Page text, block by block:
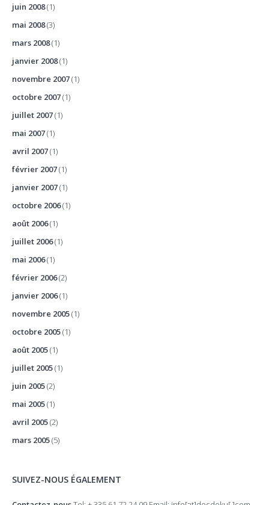
juin 2008(1)
mai 2008(3)
mars 2008(1)
janvier 2008(1)
novembre 2007(1)
octobre 2007(1)
juillet 2007(1)
mai 2007(1)
avril 2007(1)
février 2007(1)
janvier 2007(1)
octobre 2006(1)
août 2006(1)
juillet 2006(1)
mai 2006(1)
février 2006(2)
janvier 2006(1)
novembre 2005(1)
octobre 2005(1)
août 2005(1)
juillet 2005(1)
juin 2005(2)
mai 2005(1)
avril 2005(2)
mars 2005(5)
SUIVEZ-NOUS ÉGALEMENT